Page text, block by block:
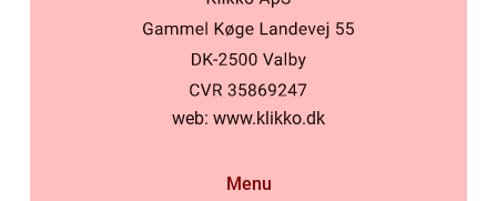
web: www.klikko.dk
Menu